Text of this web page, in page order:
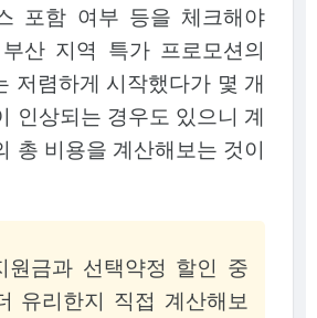
포함 여부 등을 체크해야
산 지역 특가 프로모션의
저렴하게 시작했다가 몇 개
인상되는 경우도 있으니 계
총 비용을 계산해보는 것이
원금과 선택약정 할인 중
유리한지 직접 계산해보